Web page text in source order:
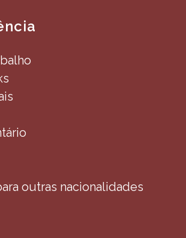
outras nacionalidades